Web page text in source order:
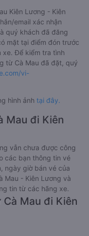
Kiên Lương - Kiên
email xác nhận
quý khách đã đăng
mặt tại điểm đón trước
xe. Để kiểm tra tình
từ Cà Mau đã đặt, quý
vi-
hình ảnh tại đây.
Mau đi Kiên
vẫn chưa được công
các bạn thông tin vé
ngày giờ bán vé của
Mau - Kiên Lương và
tin từ các hãng xe.
Mau đi Kiên